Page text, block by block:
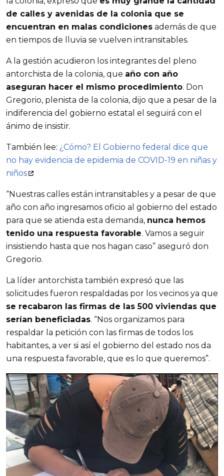
de calles y avenidas de la colonia que se
encuentran en malas condiciones además de que
en tiempos de lluvia se vuelven intransitables.
A la gestión acudieron los integrantes del pleno
antorchista de la colonia, que año con año
aseguran hacer el mismo procedimiento. Don
Gregorio, plenista de la colonia, dijo que a pesar de la
indiferencia del gobierno estatal el seguirá con el
ánimo de insistir.
También lee: ¿Cómo? El Gobierno federal dice que
no hay evidencia de epidemia de COVID-19 en niñas y
niños
“Nuestras calles están intransitables y a pesar de que
año con año ingresamos oficio al gobierno del estado
para que se atienda esta demanda, nunca hemos
tenido una respuesta favorable. Vamos a seguir
insistiendo hasta que nos hagan caso” aseguró don
Gregorio.
La líder antorchista también expresó que las
solicitudes fueron respaldadas por los vecinos ya que
se recabaron las firmas de las 500 viviendas que
serían beneficiadas. “Nos organizamos para
respaldar la petición con las firmas de todos los
habitantes, a ver si así el gobierno del estado nos da
una respuesta favorable, que es lo que queremos”.